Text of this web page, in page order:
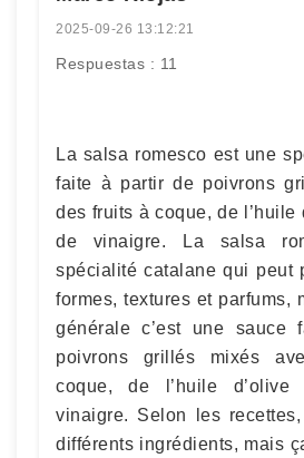
2025-09-26 13:12:21
Respuestas : 11
La salsa romesco est une
faite à partir de poivrons
des fruits à coque, de l’huile
de vinaigre. La salsa
spécialité catalane qui peut
formes, textures et parfums,
générale c’est une sauce
poivrons grillés mixés
coque, de l’huile
vinaigre. Selon les
différents ingrédients, mais